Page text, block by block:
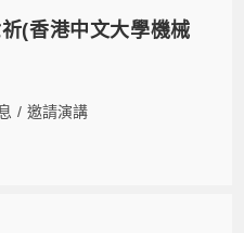
(香港中文大學機械
/ 邀請演講